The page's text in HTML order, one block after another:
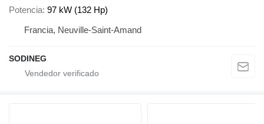
Potencia 97 kW (132 Hp)
Francia, Neuville-Saint-Amand
SODINEG